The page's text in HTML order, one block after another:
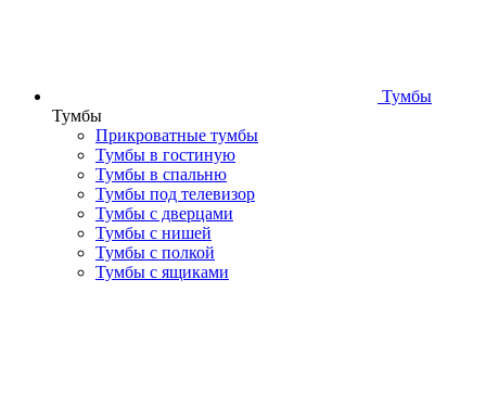
Тумбы
Тумбы
Прикроватные тумбы
Тумбы в гостиную
Тумбы в спальню
Тумбы под телевизор
Тумбы с дверцами
Тумбы с нишей
Тумбы с полкой
Тумбы с ящиками